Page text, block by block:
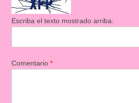
Escriba el texto mostrado arriba:
Comentario*